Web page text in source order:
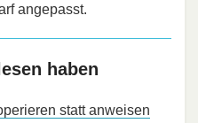
angepasst.
haben
statt anweisen